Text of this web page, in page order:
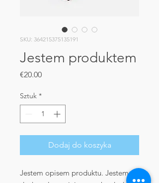
SKU: 364215375135191
Jestem produktem
€20.00Cena
Sztuk *
Dodaj do koszyka
Jestem opisem produktu. Jestem